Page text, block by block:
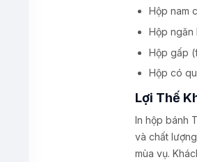
Hộp nam
Hộp
Hộp gấp
Hộp có
Lợi Thế
In hộp bánh
và chất
mùa vụ.